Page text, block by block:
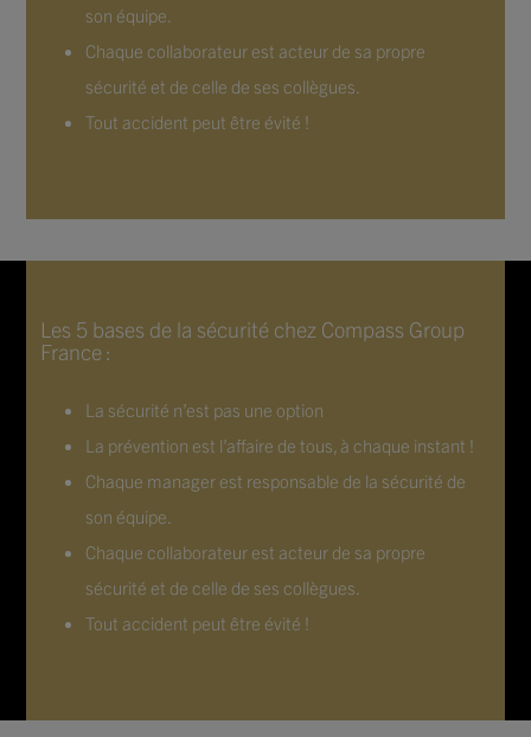
son équipe.
Chaque collaborateur est acteur de sa propre
sécurité et de celle de ses collègues.
Tout accident peut être évité !
Les 5 bases de la sécurité chez Compass Group
France :
La sécurité n’est pas une option
La prévention est l’affaire de tous, à chaque instant !
Chaque manager est responsable de la sécurité de
son équipe.
Chaque collaborateur est acteur de sa propre
sécurité et de celle de ses collègues.
Tout accident peut être évité !